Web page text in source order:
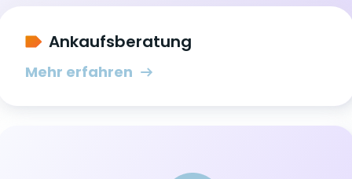
Ankaufsberatung
Mehr erfahren